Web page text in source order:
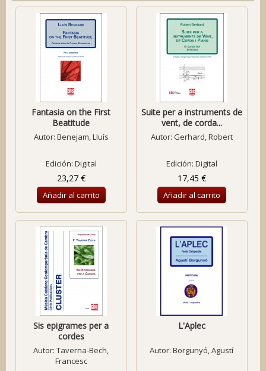
Fantasia on the First
Beatitude
Autor: Benejam, Lluís
Edición: Digital
23,27 €
Añadir al carrito
Suite per a instruments de
vent, de corda...
Autor: Gerhard, Robert
Edición: Digital
17,45 €
Añadir al carrito
Sis epigrames per a
cordes
Autor:Taverna-Bech,
Francesc
L'Aplec
Autor:Borgunyó, Agustí